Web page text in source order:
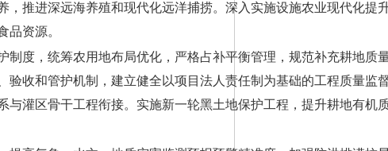
推进深远海养殖和现代化远洋捕捞。深入实施设施农业现代化提
品资源。
制度，统筹农用地布局优化，严格占补平衡管理，规范补充耕地质
收和管护机制，建立健全以项目法人责任制为基础的工程质量监
灌区骨干工程衔接。实施新一轮黑土地保护工程，提升耕地有机